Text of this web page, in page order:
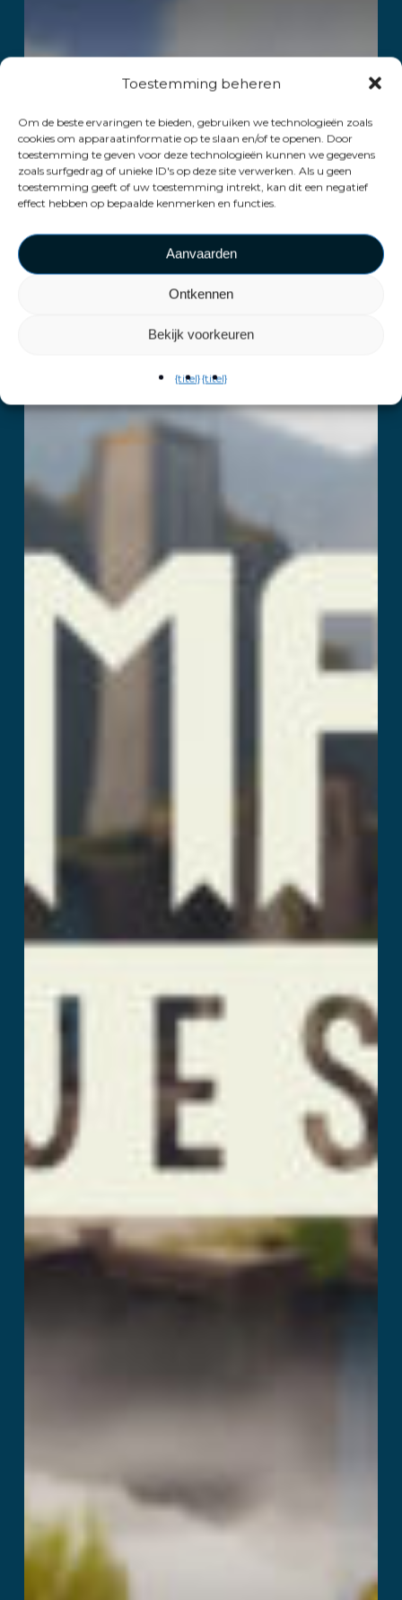
Toestemming beheren
Om de beste ervaringen te bieden, gebruiken we technologieën zoals
cookies om apparaatinformatie op te slaan en/of te openen. Door
toestemming te geven voor deze technologieën kunnen we gegevens
zoals surfgedrag of unieke ID's op deze site verwerken. Als u geen
toestemming geeft of uw toestemming intrekt, kan dit een negatief
effect hebben op bepaalde kenmerken en functies.
Aanvaarden
Ontkennen
Bekijk voorkeuren
{titel}{titel}